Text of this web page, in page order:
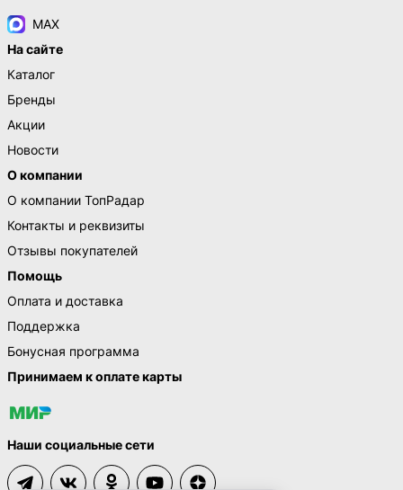
MAX
На сайте
Каталог
Бренды
Акции
Новости
О компании
О компании ТопРадар
Контакты и реквизиты
Отзывы покупателей
Помощь
Оплата и доставка
Поддержка
Бонусная программа
Принимаем к оплате карты
Наши социальные сети